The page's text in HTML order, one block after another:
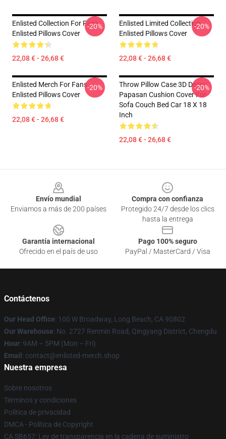
Enlisted Collection For Fans
Enlisted Pillows Cover
22,08 € - 26,68 €
-20%
Enlisted Limited Collection
Enlisted Pillows Cover
22,08 € - 26,68 €
-20%
Enlisted Merch For Fans
Enlisted Pillows Cover
22,08 € - 26,68 €
-20%
Throw Pillow Case 3D Decor
Papasan Cushion Cover For
Sofa Couch Bed Car 18 X 18
Inch
22,08 € - 26,68 €
-20%
Envío mundial
Enviamos a más de 200 países
Compra con confianza
Protegido 24/7 desde los clics
hasta la entrega
Garantía internacional
Ofrecido en el país de uso
Pago 100% seguro
PayPal / MasterCard / Visa
Contáctenos
Our Head Office: 100 W Broadway, Long Beach, CA 90802
Our Warehouse: No. 2727 Renmin Road, Qingyang District, Chengdu
Hour: 9AM – 5PM (Mon – Fri)
Email : contact@enlisted-merch.shop
Nuestra empresa
Sobre nosotros
Términos y condiciones
Política de privacidad
DMCA - Política de Copyright
CA SB657: Ley de transparencia en la cadena de suministro